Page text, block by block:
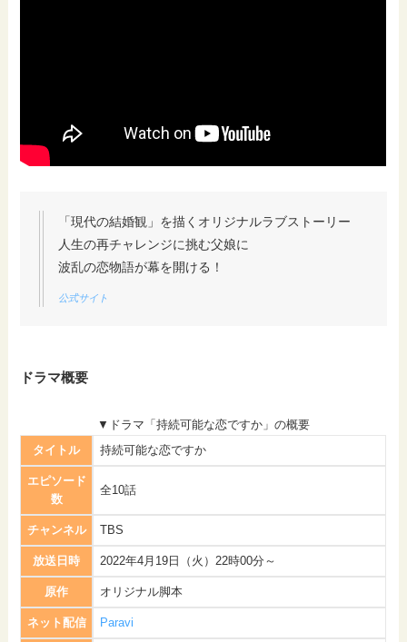
「現代の結婚観」を描くオリジナルラブストーリー
人生の再チャレンジに挑む父娘に
波乱の恋物語が幕を開ける！
公式サイト
ドラマ概要
▼ドラマ「持続可能な恋ですか」の概要
タイトル
持続可能な恋ですか
エピソード
数
全10話
チャンネル TBS
放送日時 2022年4月19日（火）22時00分～
原作 オリジナル脚本
ネット配信 Paravi